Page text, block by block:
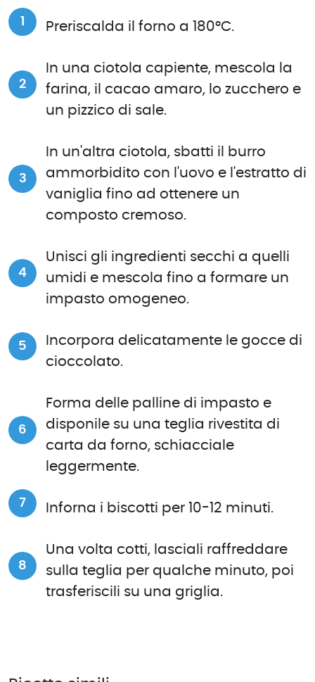
Preriscalda il forno a 180°C.
In una ciotola capiente, mescola la
farina, il cacao amaro, lo zucchero e
un pizzico di sale.
In un'altra ciotola, sbatti il burro
ammorbidito con l'uovo e l'estratto di
vaniglia fino ad ottenere un
composto cremoso.
Unisci gli ingredienti secchi a quelli
umidi e mescola fino a formare un
impasto omogeneo.
Incorpora delicatamente le gocce di
cioccolato.
Forma delle palline di impasto e
disponile su una teglia rivestita di
carta da forno, schiacciale
leggermente.
Inforna i biscotti per 10-12 minuti.
Una volta cotti, lasciali raffreddare
sulla teglia per qualche minuto, poi
trasferiscili su una griglia.